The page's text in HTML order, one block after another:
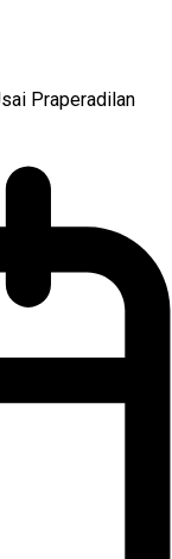
Praperadilan